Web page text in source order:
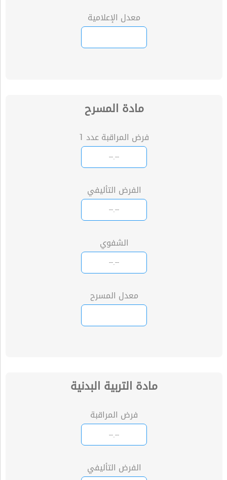
معدل الإعلامية
مادة المسرح
فرض المراقبة عدد 1
الفرض التأليفي
الشفوي
معدل المسرح
مادة التربية البدنية
فرض المراقبة
الفرض التأليفي